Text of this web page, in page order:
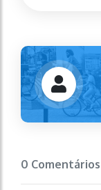
0 Comentários